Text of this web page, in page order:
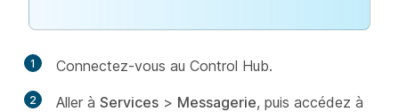
1 Connectez-vous au Control Hub.
2 Aller à Services > Messagerie, puis accédez à